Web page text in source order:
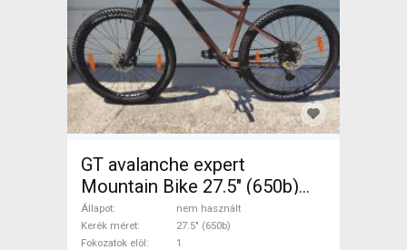
GT avalanche expert
Mountain Bike 27.5" (650b)
elöl teleszkópos nem
használt ELADÓ
Állapot
nem használt
Kerék méret
27.5" (650b)
Fokozatok elöl
1